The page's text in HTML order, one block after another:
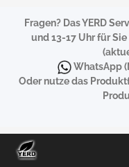
Fragen? Das YERD
und 13-17 Uhr für
WhatsApp
Oder nutze das